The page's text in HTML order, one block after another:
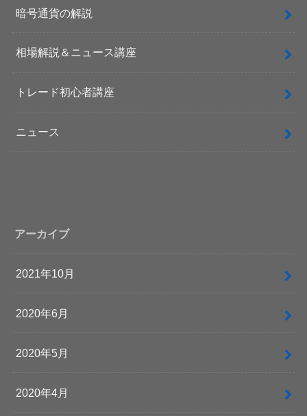
暗号通貨の解説
相場解説＆ニュース講座
トレード初心者講座
ニュース
アーカイブ
2021年10月
2020年6月
2020年5月
2020年4月